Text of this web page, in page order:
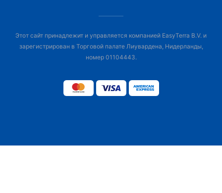
Этот сайт принадлежит и управляется компанией EasyTerra B.V. и
зарегистрирован в Торговой палате Лиувардена, Нидерланды,
номер 01104443.